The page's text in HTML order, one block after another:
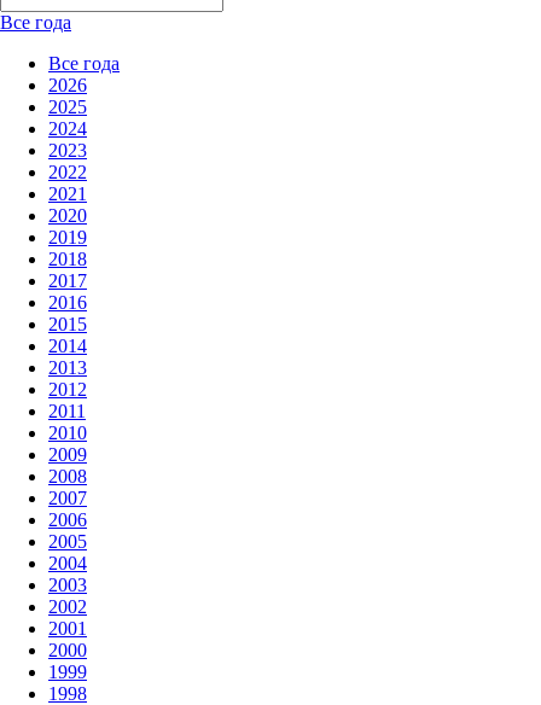
Все года
Все года
2026
2025
2024
2023
2022
2021
2020
2019
2018
2017
2016
2015
2014
2013
2012
2011
2010
2009
2008
2007
2006
2005
2004
2003
2002
2001
2000
1999
1998